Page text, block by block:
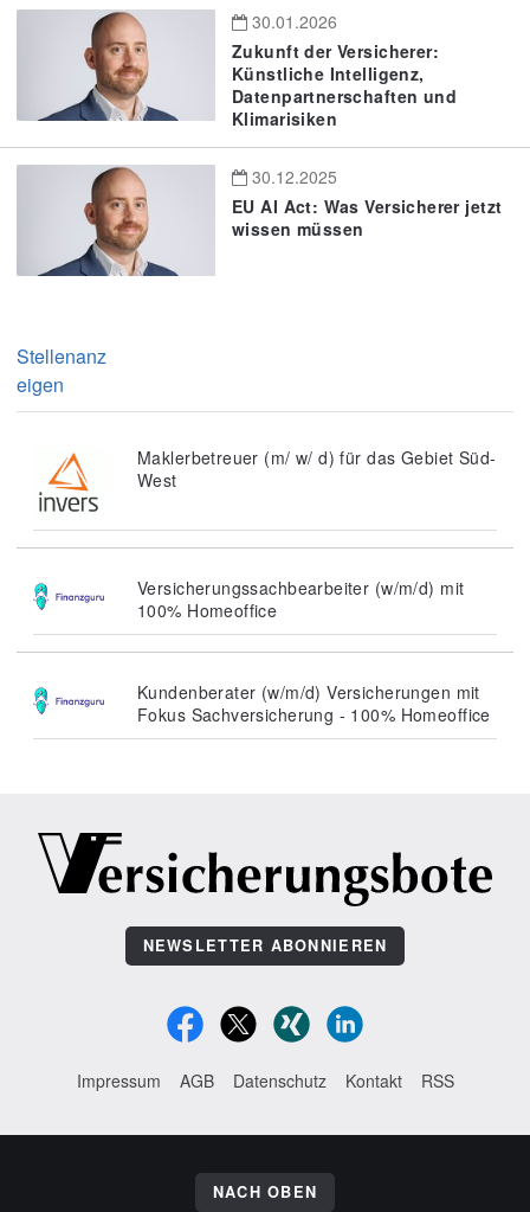
30.01.2026
Zukunft der Versicherer:
Künstliche Intelligenz,
Datenpartnerschaften und
Klimarisiken
30.12.2025
EU AI Act: Was Versicherer jetzt
wissen müssen
Stellenanz
eigen
Maklerbetreuer (m/ w/ d) für das Gebiet Süd-
West
Versicherungssachbearbeiter (w/m/d) mit
100% Homeoffice
Kundenberater (w/m/d) Versicherungen mit
Fokus Sachversicherung - 100% Homeoffice
NEWSLETTER ABONNIEREN
Impressum AGB Datenschutz Kontakt RSS
NACH OBEN